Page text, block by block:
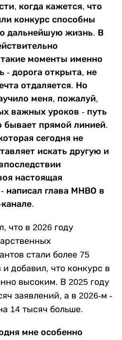
когда кажется, что
конкурс способны
дальнейшую жизнь. В
моменты именно
- дорога открыта, не
отдаляется. Но
меня, пожалуй,
важных уроков - путь
бывает прямой линией.
сегодня не
искать другую и
настоящая
написал глава МНВО в
что в 2026 году
стали более 75
добавил, что конкурс в
высоким. В 2025 году
заявлений, а в 2026-м -
14 тысяч больше.
мне особенно